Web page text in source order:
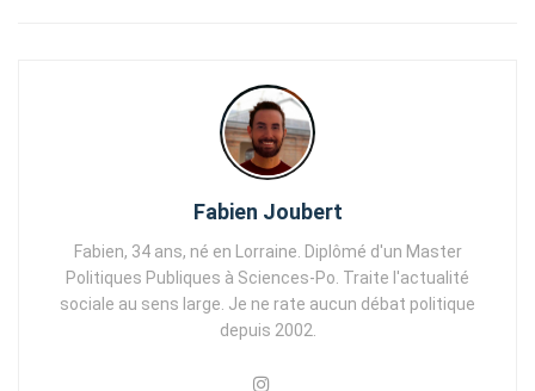
Fabien Joubert
Fabien, 34 ans, né en Lorraine. Diplômé d'un Master
Politiques Publiques à Sciences-Po. Traite l'actualité
sociale au sens large. Je ne rate aucun débat politique
depuis 2002.